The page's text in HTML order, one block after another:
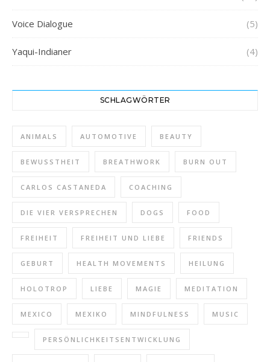
Voice Dialogue (5)
Yaqui-Indianer (4)
SCHLAGWÖRTER
ANIMALS AUTOMOTIVE BEAUTY
BEWUSSTHEIT BREATHWORK BURN OUT
CARLOS CASTANEDA COACHING
DIE VIER VERSPRECHEN DOGS FOOD
FREIHEIT FREIHEIT UND LIEBE FRIENDS
GEBURT HEALTH MOVEMENTS HEILUNG
HOLOTROP LIEBE MAGIE MEDITATION
MEXICO MEXIKO MINDFULNESS MUSIC
PERSÖNLICHKEITSENTWICKLUNG